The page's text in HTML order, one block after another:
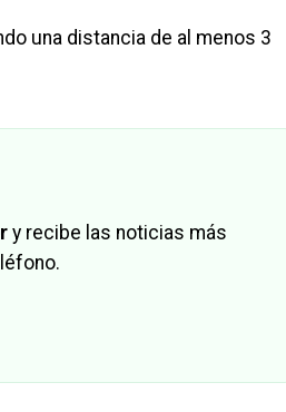
una distancia de al menos 3
y recibe las noticias más